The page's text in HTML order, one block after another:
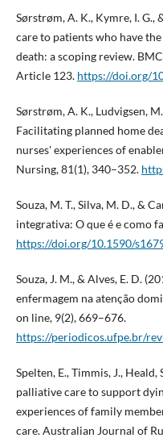
Sørstrøm, A. K., Kymre, I. G.,
care to patients who have
death: a scoping review.
Article 123. https://doi.org/
Sørstrøm, A. K., Ludvigsen,
Facilitating planned home
nurses' experiences of
Nursing, 81(1), 340–352.
Souza, M. T., Silva, M. D., &
integrativa: O que é e como
https://doi.org/10.1590/
Souza, J. M., & Alves, E. D.
enfermagem na atenção
on line, 9(2), 669–676.
https://periodicos.ufpe.br/
Spelten, E., Timmis, J., Heald,
palliative care to support
experiences of family
care. Australian Journal of